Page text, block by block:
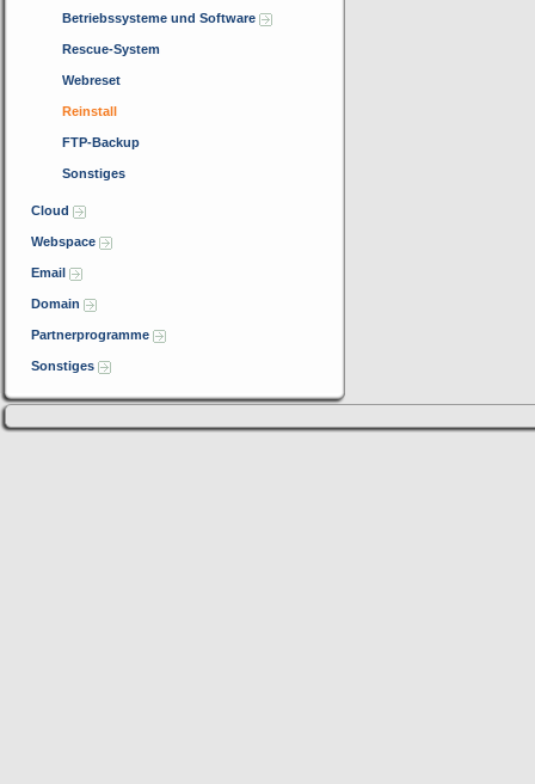
Betriebssysteme und Software
Rescue-System
Webreset
Reinstall
FTP-Backup
Sonstiges
Cloud
Webspace
Email
Domain
Partnerprogramme
Sonstiges